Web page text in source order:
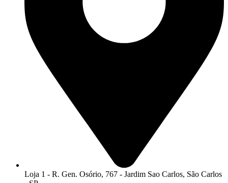
Loja 1 - R. Gen. Osório, 767 - Jardim Sao Carlos, São Carlos